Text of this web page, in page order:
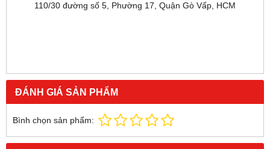
110/30 đường số 5, Phường 17, Quận Gò Vấp, HCM
ĐÁNH GIÁ SẢN PHẨM
Bình chọn sản phẩm: